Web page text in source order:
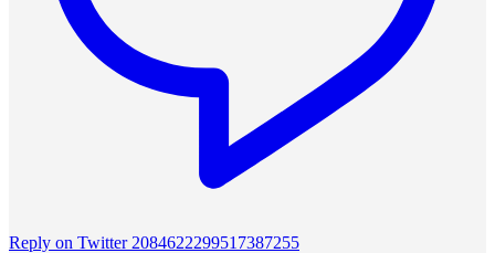
Reply on Twitter 2084622299517387255